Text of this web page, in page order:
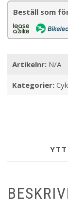
Premium
630
Mixed
Beställ som
Artikelnr: N/A
Kategorier: